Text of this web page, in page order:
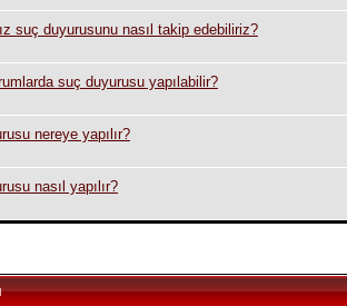
suç duyurusunu nasıl takip edebiliriz?
suç duyurusu yapılabilir?
nereye yapılır?
nasıl yapılır?